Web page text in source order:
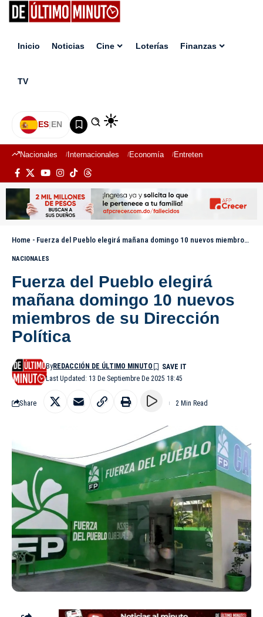
Inicio Noticias Cine Loterías Finanzas
TV
ES|EN
Nacionales Internacionales Economía Entretenimiento
Home - Fuerza del Pueblo elegirá mañana domingo 10 nuevos miembros de su Dirección Política
NACIONALES
Fuerza del Pueblo elegirá
mañana domingo 10 nuevos
miembros de su Dirección
Política
Last Updated: 13 De Septiembre De 2025 18:45
ByREDACCIÓN DE ÚLTIMO MINUTO
Share 2 Min Read